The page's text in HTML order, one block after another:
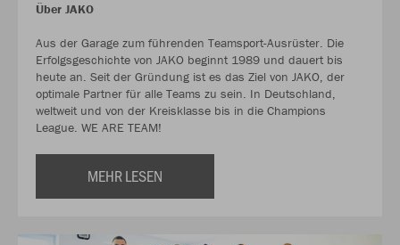
Über JAKO
Aus der Garage zum führenden Teamsport-Ausrüster. Die
Erfolgsgeschichte von JAKO beginnt 1989 und dauert bis
heute an. Seit der Gründung ist es das Ziel von JAKO, der
optimale Partner für alle Teams zu sein. In Deutschland,
weltweit und von der Kreisklasse bis in die Champions
League. WE ARE TEAM!
MEHR LESEN